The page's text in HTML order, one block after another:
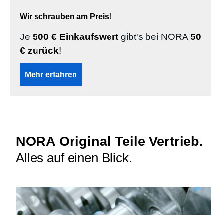
Wir schrauben am Preis!
Je 500 € Einkaufswert gibt's bei NORA 50
€ zurück!
Mehr erfahren
NORA Original Teile Vertrieb.
Alles auf einen Blick.